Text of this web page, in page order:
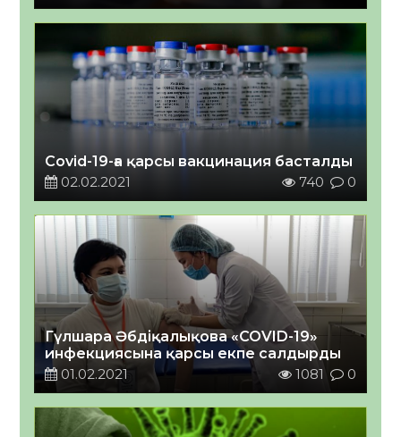
Covid-19-ға қарсы вакцинация басталды
02.02.2021
740 0
Гүлшара Әбдіқалықова «COVID-19»
инфекциясына қарсы екпе салдырды
01.02.2021
1081 0